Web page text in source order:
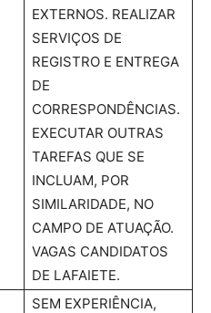
EXTERNOS. REALIZAR
SERVIÇOS DE
REGISTRO E ENTREGA
DE
CORRESPONDÊNCIAS.
EXECUTAR OUTRAS
TAREFAS QUE SE
INCLUAM, POR
SIMILARIDADE, NO
CAMPO DE ATUAÇÃO.
VAGAS CANDIDATOS
DE LAFAIETE.
SEM EXPERIÊNCIA,